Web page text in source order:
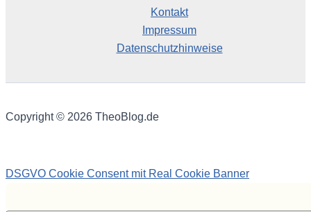
Kontakt
Impressum
Datenschutzhinweise
Copyright © 2026 TheoBlog.de
DSGVO Cookie Consent mit Real Cookie Banner